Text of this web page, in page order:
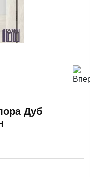
Дуб